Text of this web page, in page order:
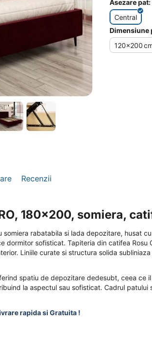
Asezare pat:
Central
Dimensiune
120x200
Recenzii
180x200, somiera,
somiera rabatabila si lada depozitare, husat
dormitor sofisticat. Tapiteria din catifea Rosu
Liniile curate si structura solida
spatiu de depozitare dedesubt, ceea ce
la aspectul sau sofisticat. Cadrul
rapida si Gratuita !